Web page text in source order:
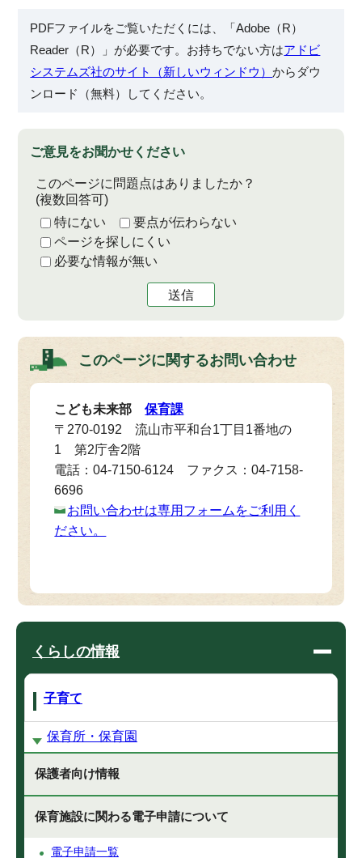
PDFファイルをご覧いただくには、「Adobe（R）
Reader（R）」が必要です。お持ちでない方はアドビ
システムズ社のサイト（新しいウィンドウ）からダウ
ンロード（無料）してください。
ご意見をお聞かせください
このページに問題点はありましたか？
(複数回答可)
特にない
要点が伝わらない
ページを探しにくい
必要な情報が無い
送信
このページに関するお問い合わせ
こども未来部保育課
〒270-0192 流山市平和台1丁目1番地の
1 第2庁舎2階
電話：04-7150-6124 ファクス：04-7158-
6696
お問い合わせは専用フォームをご利用く
ださい。
くらしの情報
子育て
保育所・保育園
保護者向け情報
保育施設に関わる電子申請について
電子申請一覧